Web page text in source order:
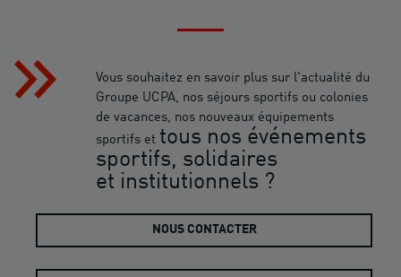
Vous souhaitez en savoir plus sur l'actualité du
Groupe UCPA, nos séjours sportifs ou colonies
de vacances, nos nouveaux équipements
sportifs et tous nos événements
sportifs, solidaires
et institutionnels ?
NOUS CONTACTER